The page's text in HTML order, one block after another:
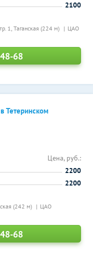
1,Таганская (224 м) ЦАО
2100
68
Тетеринском
(242 м) ЦАО
Цена, руб.:
2200
2200
68